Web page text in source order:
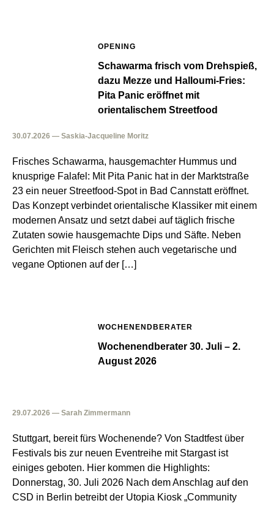
OPENING
Schawarma frisch vom Drehspieß,
dazu Mezze und Halloumi-Fries:
Pita Panic eröffnet mit
orientalischem Streetfood
30.07.2026 — Saskia-Jacqueline Moritz
Frisches Schawarma, hausgemachter Hummus und
knusprige Falafel: Mit Pita Panic hat in der Marktstraße
23 ein neuer Streetfood-Spot in Bad Cannstatt eröffnet.
Das Konzept verbindet orientalische Klassiker mit einem
modernen Ansatz und setzt dabei auf täglich frische
Zutaten sowie hausgemachte Dips und Säfte. Neben
Gerichten mit Fleisch stehen auch vegetarische und
vegane Optionen auf der […]
WOCHENENDBERATER
Wochenendberater 30. Juli – 2.
August 2026
29.07.2026 — Sarah Zimmermann
Stuttgart, bereit fürs Wochenende? Von Stadtfest über
Festivals bis zur neuen Eventreihe mit Stargast ist
einiges geboten. Hier kommen die Highlights:
Donnerstag, 30. Juli 2026 Nach dem Anschlag auf den
CSD in Berlin betreibt der Utopia Kiosk „Community